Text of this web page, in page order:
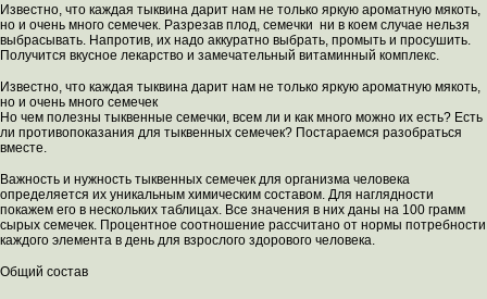
Известно, что каждая тыквина дарит нам не только яркую ароматную мякоть,
но и очень много семечек. Разрезав плод, семечки ни в коем случае нельзя
выбрасывать. Напротив, их надо аккуратно выбрать, промыть и просушить.
Получится вкусное лекарство и замечательный витаминный комплекс.
Известно, что каждая тыквина дарит нам не только яркую ароматную мякоть,
но и очень много семечек
Но чем полезны тыквенные семечки, всем ли и как много можно их есть? Есть
ли противопоказания для тыквенных семечек? Постараемся разобраться
вместе.
Важность и нужность тыквенных семечек для организма человека
определяется их уникальным химическим составом. Для наглядности
покажем его в нескольких таблицах. Все значения в них даны на 100 грамм
сырых семечек. Процентное соотношение рассчитано от нормы потребности
каждого элемента в день для взрослого здорового человека.
Общий состав